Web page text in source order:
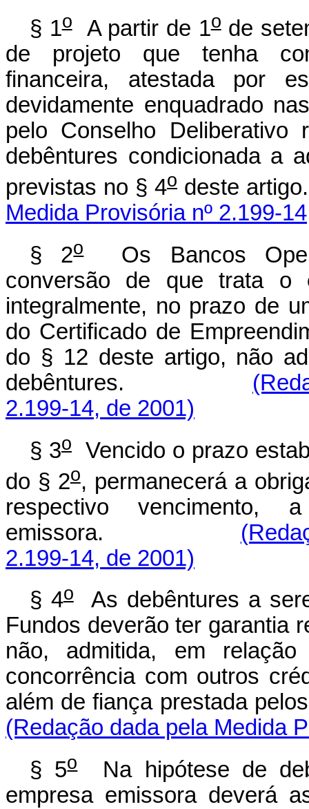
§ 1oA partir de 1ode
de projeto que tenha
financeira, atestada por
devidamente enquadrado
pelo Conselho Deliberativo
debêntures condicionada a
previstas no § 4o deste
Medida Provisória nº 2.199-
§ 2oOs Bancos
conversão de que trata o
integralmente, no prazo de
do Certificado de
do § 12 deste artigo, não
debêntures.
2.199-14, de 2001)
§ 3o
Vencido o prazo
do § 2o, permanecerá a
respectivo vencimento,
emissora.
2.199-14, de 2001)
§ 4oAs debêntures a
Fundos deverão ter garantia
não, admitida, em
concorrência com outros
além de fiança prestada
(Redação dada pela Medida
§ 5oNa hipótese de
empresa emissora deverá